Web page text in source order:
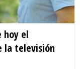
hoy el
la televisión